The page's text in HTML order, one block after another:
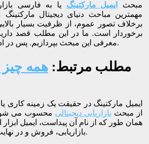
مبحث ایمیل مارکتینگ یا به فارسی
مهمترین مباحث دنیای دیجیتال
برخلاف تصور عموم، از ظرفیت بسیار
برخوردار است. ما در این مطلب قصد
معرفی این مبحث بپردازیم. پس در ادامه با ما همراه باشید.
مطلب مرتبط: همه چیز
ایمیل مارکتینگ در حقیقت یک زمینه کاری
از مبحث بازاریابی دیجیتالی محسوب می شود.
همان طور که از نام آن پیداست، ایمیل ابزار
بازاریابی، فروش و در نهایت جذب مشتری است.